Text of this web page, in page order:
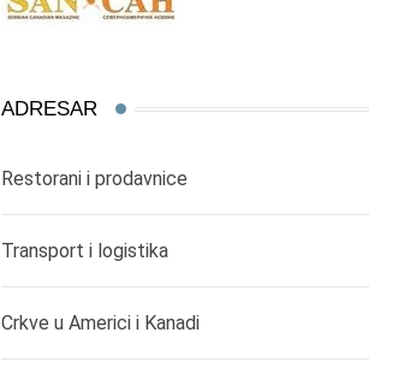
ADRESAR
Restorani i prodavnice
Transport i logistika
Crkve u Americi i Kanadi